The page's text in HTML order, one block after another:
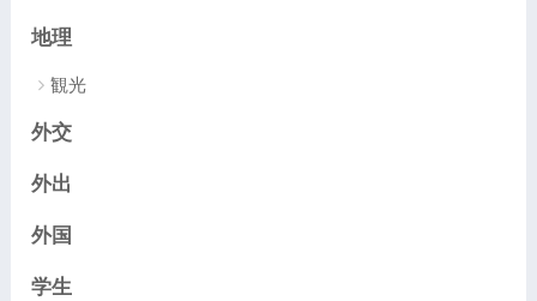
地理
観光
外交
外出
外国
学生